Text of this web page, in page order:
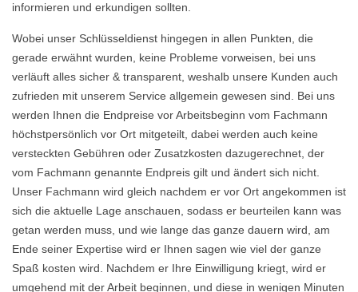
informieren und erkundigen sollten.
Wobei unser Schlüsseldienst hingegen in allen Punkten, die
gerade erwähnt wurden, keine Probleme vorweisen, bei uns
verläuft alles sicher & transparent, weshalb unsere Kunden auch
zufrieden mit unserem Service allgemein gewesen sind. Bei uns
werden Ihnen die Endpreise vor Arbeitsbeginn vom Fachmann
höchstpersönlich vor Ort mitgeteilt, dabei werden auch keine
versteckten Gebühren oder Zusatzkosten dazugerechnet, der
vom Fachmann genannte Endpreis gilt und ändert sich nicht.
Unser Fachmann wird gleich nachdem er vor Ort angekommen ist
sich die aktuelle Lage anschauen, sodass er beurteilen kann was
getan werden muss, und wie lange das ganze dauern wird, am
Ende seiner Expertise wird er Ihnen sagen wie viel der ganze
Spaß kosten wird. Nachdem er Ihre Einwilligung kriegt, wird er
umgehend mit der Arbeit beginnen, und diese in wenigen Minuten